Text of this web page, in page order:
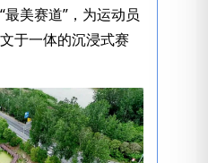
美赛道”，为运动员
于一体的沉浸式赛